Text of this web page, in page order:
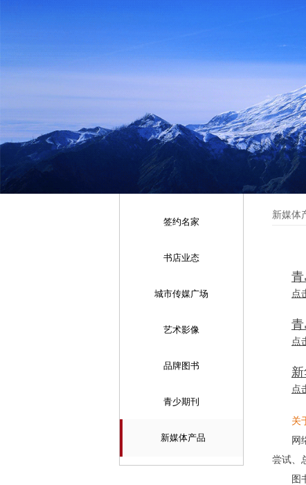
签约名家
书店业态
城市传媒广场
艺术影像
品牌图书
青少期刊
新媒体产品
新媒体
点
点
点
关
网
尝试、
图